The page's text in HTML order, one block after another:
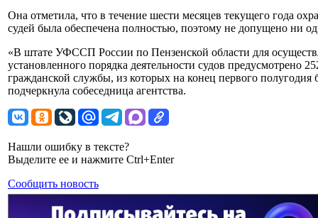
Она отметила, что в течение шести месяцев текущего года
судей была обеспечена полностью, поэтому не допущено ни
«В штате УФССП России по Пензенской области для
установленного порядка деятельности судов предусмотрено
гражданской службы, из которых на конец первого
подчеркнула собеседница агентства.
Нашли ошибку в тексте?
Выделите ее и нажмите Ctrl+Enter
Сообщить новость